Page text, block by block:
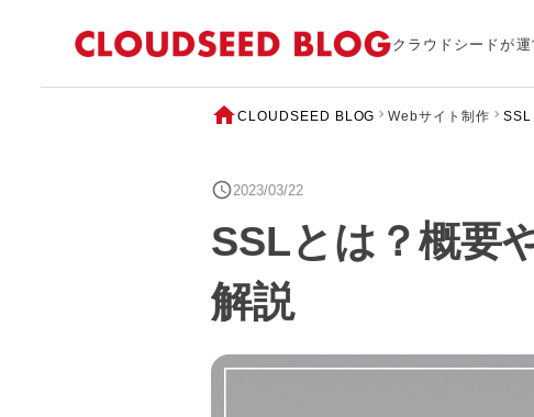
クラウドシードが
CLOUDSEED BLOG Webサイト制作 SSL
2023/03/22
SSLとは？概要
解説